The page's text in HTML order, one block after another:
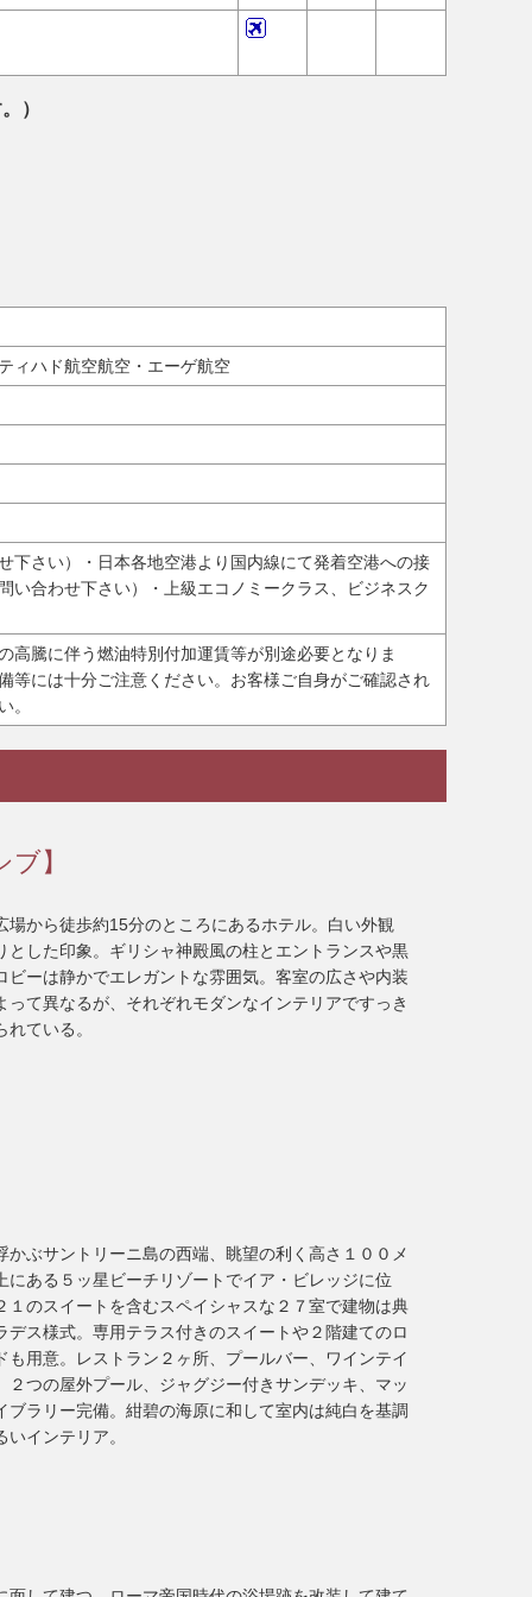
）
ィハド航空航空・エーゲ航空
下さい）・日本各地空港より国内線にて発着空港への接
合わせ下さい）・上級エコノミークラス、ビジネスク
高騰に伴う燃油特別付加運賃等が別途必要となりま
等には十分ご注意ください。お客様ご自身がご確認され
。
】
場から徒歩約15分のところにあるホテル。白い外観
とした印象。ギリシャ神殿風の柱とエントランスや黒
ビーは静かでエレガントな雰囲気。客室の広さや内装
って異なるが、それぞれモダンなインテリアですっき
ている。
かぶサントリーニ島の西端、眺望の利く高さ１００メ
にある５ッ星ビーチリゾートでイア・ビレッジに位
１のスイートを含むスペイシャスな２７室で建物は典
デス様式。専用テラス付きのスイートや２階建てのロ
も用意。レストラン２ヶ所、プールバー、ワインテイ
２つの屋外プール、ジャグジー付きサンデッキ、マッ
ブラリー完備。紺碧の海原に和して室内は純白を基調
いインテリア。